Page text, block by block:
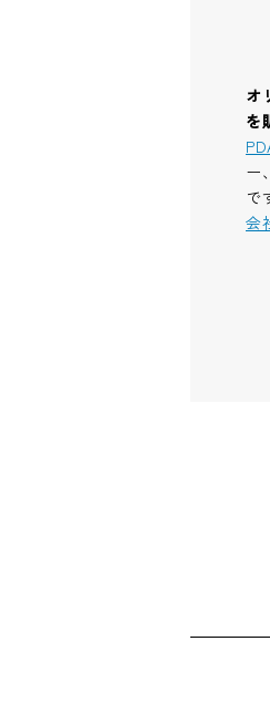
オ
を
ー
で
会